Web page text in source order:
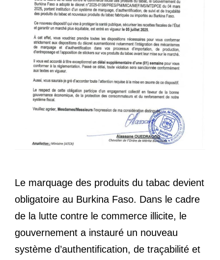
Le marquage des produits du tabac devient
obligatoire au Burkina Faso. Dans le cadre
de la lutte contre le commerce illicite, le
gouvernement a instauré un nouveau
système d’authentification, de traçabilité et